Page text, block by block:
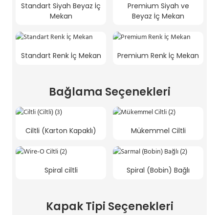
Standart Siyah Beyaz İç
Mekan
Premium Siyah ve
Beyaz İç Mekan
Standart Renk İç Mekan Premium Renk İç Mekan
Bağlama Seçenekleri
Ciltli (Karton Kapaklı) Mükemmel Ciltli
Spiral ciltli Spiral (Bobin) Bağlı
Kapak Tipi Seçenekleri